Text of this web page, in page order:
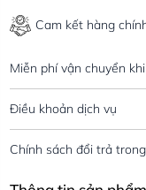
Cam kết hàng
Miễn phí vận chuyển
Điều khoản dịch vụ
Chính sách đổi trả